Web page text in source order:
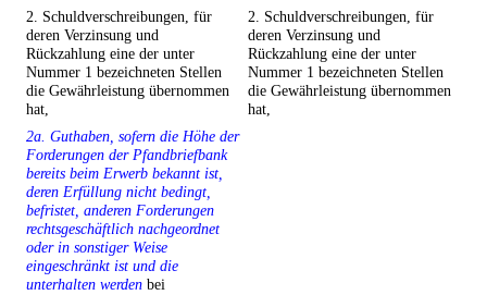
2. Schuldverschreibungen, für
deren Verzinsung und
Rückzahlung eine der unter
Nummer 1 bezeichneten Stellen
die Gewährleistung übernommen
hat,
2. Schuldverschreibungen, für
deren Verzinsung und
Rückzahlung eine der unter
Nummer 1 bezeichneten Stellen
die Gewährleistung übernommen
hat,
2a. Guthaben, sofern die Höhe der
Forderungen der Pfandbriefbank
bereits beim Erwerb bekannt ist,
deren Erfüllung nicht bedingt,
befristet, anderen Forderungen
rechtsgeschäftlich nachgeordnet
oder in sonstiger Weise
eingeschränkt ist und die
unterhalten werden bei